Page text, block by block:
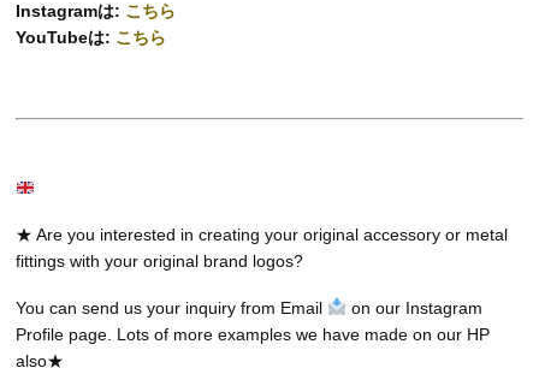
Instagramは: こちら
YouTubeは: こちら
★ Are you interested in creating your original accessory or metal
fittings with your original brand logos?
You can send us your inquiry from Email
on our Instagram
Profile page. Lots of more examples we have made on our HP
also★